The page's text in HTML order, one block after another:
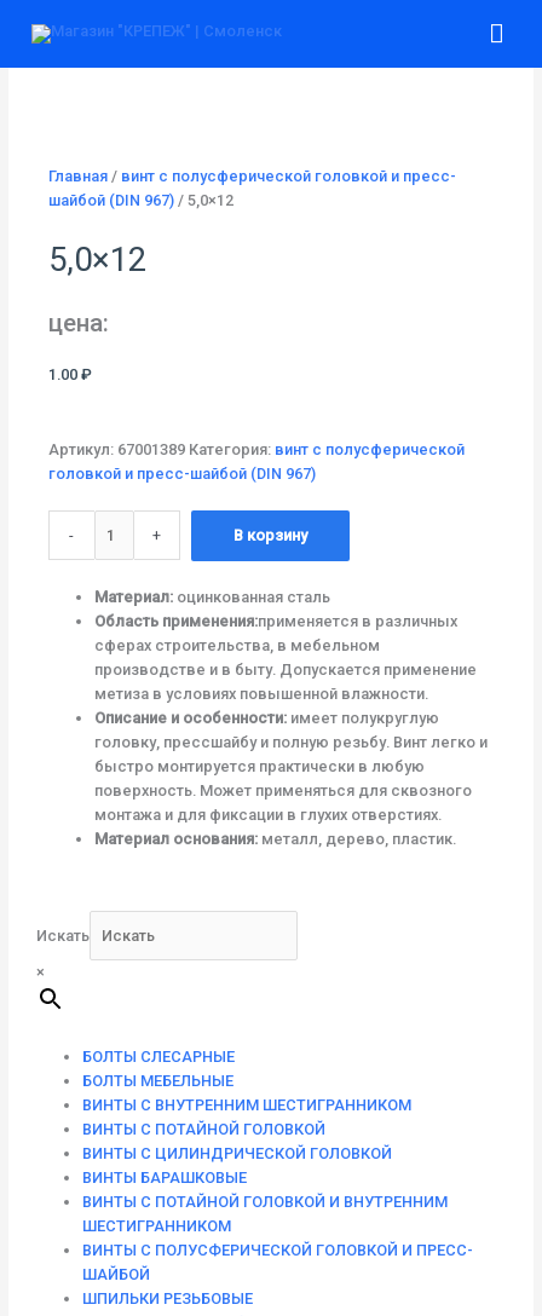
Главная/ винт с полусферической головкой и пресс-
шайбой (DIN 967)/ 5,0×12
5,0×12
цена:
1.00 ₽
Артикул: 67001389 Категория: винт с полусферической
головкой и пресс-шайбой (DIN 967)
- + В корзину
Материал:оцинкованная сталь
Область применения:применяется в различных
сферах строительства, в мебельном
производстве и в быту. Допускается применение
метиза в условиях повышенной влажности.
Описание и особенности:имеет полукруглую
головку, прессшайбу и полную резьбу. Винт легко и
быстро монтируется практически в любую
поверхность. Может применяться для сквозного
монтажа и для фиксации в глухих отверстиях.
Материал основания:металл, дерево, пластик.
Искать
×
БОЛТЫ СЛЕСАРНЫЕ
БОЛТЫ МЕБЕЛЬНЫЕ
ВИНТЫ С ВНУТРЕННИМ ШЕСТИГРАННИКОМ
ВИНТЫ С ПОТАЙНОЙ ГОЛОВКОЙ
ВИНТЫ С ЦИЛИНДРИЧЕСКОЙ ГОЛОВКОЙ
ВИНТЫ БАРАШКОВЫЕ
ВИНТЫ С ПОТАЙНОЙ ГОЛОВКОЙ И ВНУТРЕННИМ
ШЕСТИГРАННИКОМ
ВИНТЫ С ПОЛУСФЕРИЧЕСКОЙ ГОЛОВКОЙ И ПРЕСС-
ШАЙБОЙ
ШПИЛЬКИ РЕЗЬБОВЫЕ